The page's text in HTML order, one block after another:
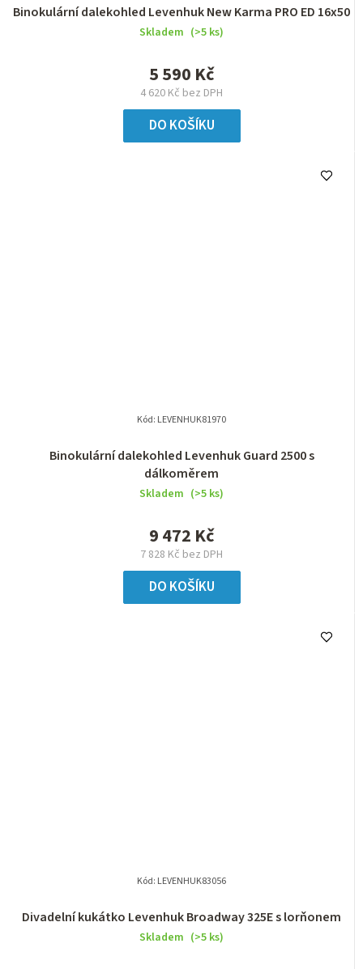
Binokulární dalekohled Levenhuk New Karma PRO ED 16x50
Skladem (>5 ks)
4 620 Kč bez DPH
5 590 Kč
DO KOŠÍKU
Binokulární dalekohled Levenhuk Guard 2500 s
dálkoměrem
Skladem (>5 ks)
7 828 Kč bez DPH
9 472 Kč
DO KOŠÍKU
Kód: LEVENHUK81970
Divadelní kukátko Levenhuk Broadway 325E s lorňonem
Skladem (>5 ks)
Kód: LEVENHUK83056